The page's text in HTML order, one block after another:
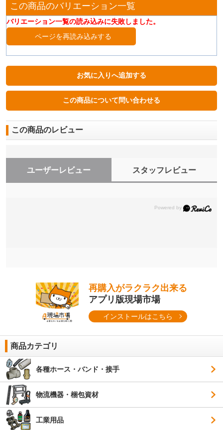
この商品のバリエーション一覧
バリエーション一覧の読み込みに失敗しました。
ページを再読み込みする
この商品のレビュー
ユーザーレビュー スタッフレビュー
再購入がラクラク出来る
アプリ版現場市場
インストールはこちら
商品カテゴリ
各種ホース・バンド・接手
物流機器・梱包資材
工業用品